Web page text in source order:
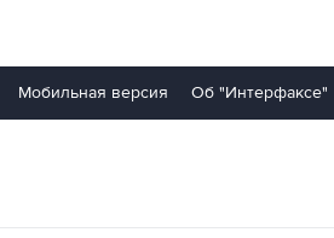
Мобильная версия Об "Интерфаксе"